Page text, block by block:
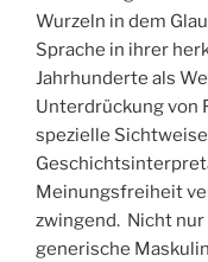
Wurzeln in dem
Sprache in ihrer
Jahrhunderte als
Unterdrückung von
spezielle
Meinungsfreiheit
zwingend. Nicht nur
generische